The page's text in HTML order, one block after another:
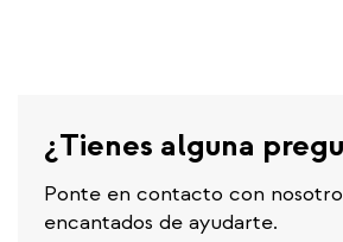
¿Tienes alguna
Ponte en contacto con
encantados de ayudarte.